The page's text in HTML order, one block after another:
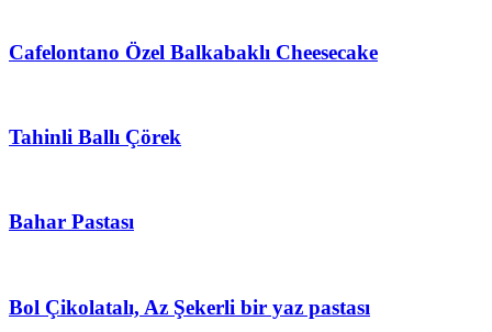
Cafelontano Özel Balkabaklı Cheesecake
Tahinli Ballı Çörek
Bahar Pastası
Bol Çikolatalı, Az Şekerli bir yaz pastası